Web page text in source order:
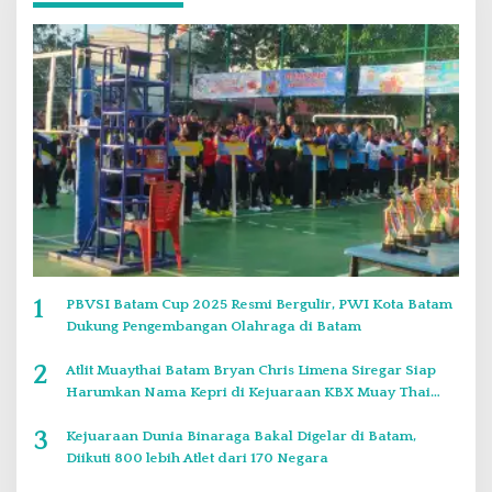
1
PBVSI Batam Cup 2025 Resmi Bergulir, PWI Kota Batam
Dukung Pengembangan Olahraga di Batam
2
Atlit Muaythai Batam Bryan Chris Limena Siregar Siap
Harumkan Nama Kepri di Kejuaraan KBX Muay Thai
3
Kejuaraan Dunia Binaraga Bakal Digelar di Batam,
Diikuti 800 lebih Atlet dari 170 Negara